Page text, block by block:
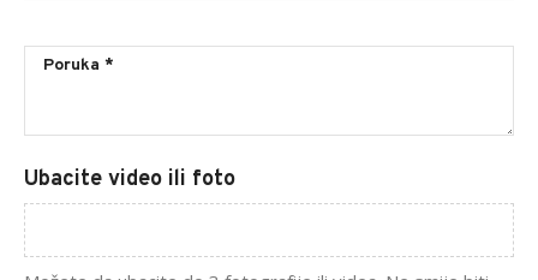
Ubacite video ili foto